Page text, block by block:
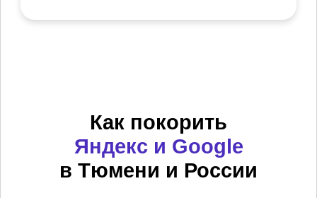
Как покорить
Яндекс и Google
в Тюмени и России